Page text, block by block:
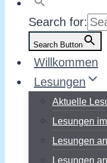
Search for:
Search Button
Willkommen
Lesungen
Aktuelle
Lesungen
Lesungen
Lesungen